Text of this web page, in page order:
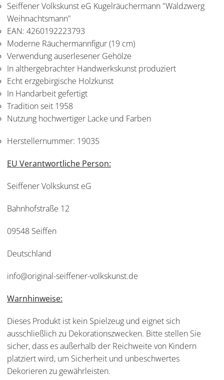
Seiffener Volkskunst eG Kugelräuchermann "Waldzwerg
Weihnachtsmann"
EAN: 4260192223793
Moderne Räuchermannfigur (19 cm)
Verwendung auserlesener Gehölze
In althergebrachter Handwerkskunst produziert
Echt erzgebirgische Holzkunst
In Handarbeit gefertigt
Tradition seit 1958
Nutzung hochwertiger Lacke und Farben
Herstellernummer: 19035
EU Verantwortliche Person:
Seiffener Volkskunst eG
Bahnhofstraße 12
09548 Seiffen
Deutschland
info@original-seiffener-volkskunst.de
Warnhinweise:
Dieses Produkt ist kein Spielzeug und eignet sich
ausschließlich zu Dekorationszwecken. Bitte stellen Sie
sicher, dass es außerhalb der Reichweite von Kindern
platziert wird, um Sicherheit und unbeschwertes
Dekorieren zu gewährleisten.